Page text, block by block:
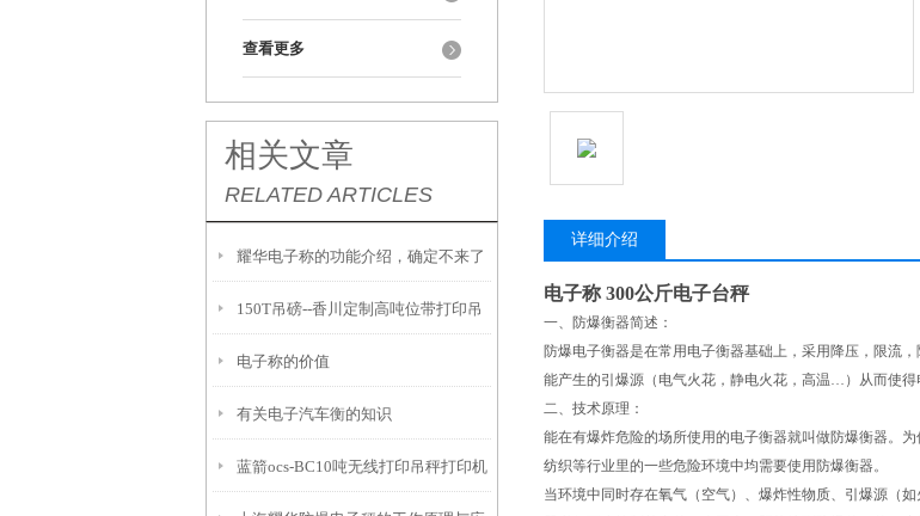
查看更多
相关文章
RELATED ARTICLES
耀华电子称的功能介绍，确定不来了
解一下吗？
150T吊磅--香川定制高吨位带打印吊
秤
电子称的价值
有关电子汽车衡的知识
蓝箭ocs-BC10吨无线打印吊秤打印机
详细介绍
电子称 300公斤电子台秤
一、防爆衡器简述：
防爆电子衡器是在常用电子衡器基础上，采用降压，限流
能产生的引爆源（电气火花，静电火花，高温…）从而使得
二、技术原理：
能在有爆炸危险的场所使用的电子衡器就叫做防爆衡器。为
纺织等行业里的一些危险环境中均需要使用防爆衡器。
当环境中同时存在氧气（空气）、爆炸性物质、引爆源（